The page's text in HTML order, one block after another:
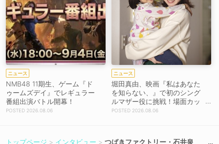
ニュース
NMB48 11期生、ゲーム『ド
ゥームズデイ』でレギュラー
番組出演バトル開幕！
2026.08.06
ニュース
堀田真由、映画『私はあなた
を知らない、』で初のシング
ルマザー役に挑戦！場面カッ
トを解禁！【コメントあり】
2026.08.06
トップページ インタビュー つばきファクトリー・石井泉